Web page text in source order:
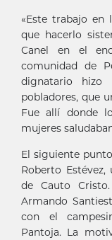
«Este trabajo en
que hacerlo
Canel en el
comunidad de
dignatario
pobladores, que
Fue allí donde
mujeres
El siguiente
Roberto
de Cauto
Armando
con el
Pantoja. La